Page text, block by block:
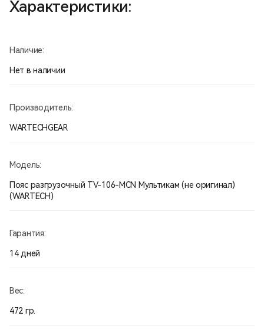
заменить внутреннюю “пенку” уплотнитель. Доступен в
Дополнительная информация: возможно использование с
плечевыми ремнями
Ткань: Cordura 1000d
Стропа: Nylon 100%
Фурнитура: Ацеталь
Характеристики:
Наличие:
Нет в наличии
Производитель:
WARTECHGEAR
Модель:
Пояс разгрузочный TV-106-МСN Мультикам (не оригинал)
(WARTECH)
Гарантия:
14 дней
Вес:
472 гр.